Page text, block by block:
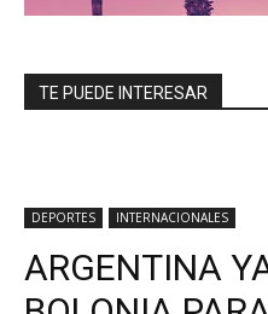
TE PUEDE INTERESAR